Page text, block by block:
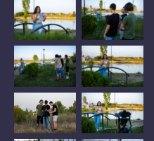
No Caption No Caption
No Caption No Caption
No Caption No Caption